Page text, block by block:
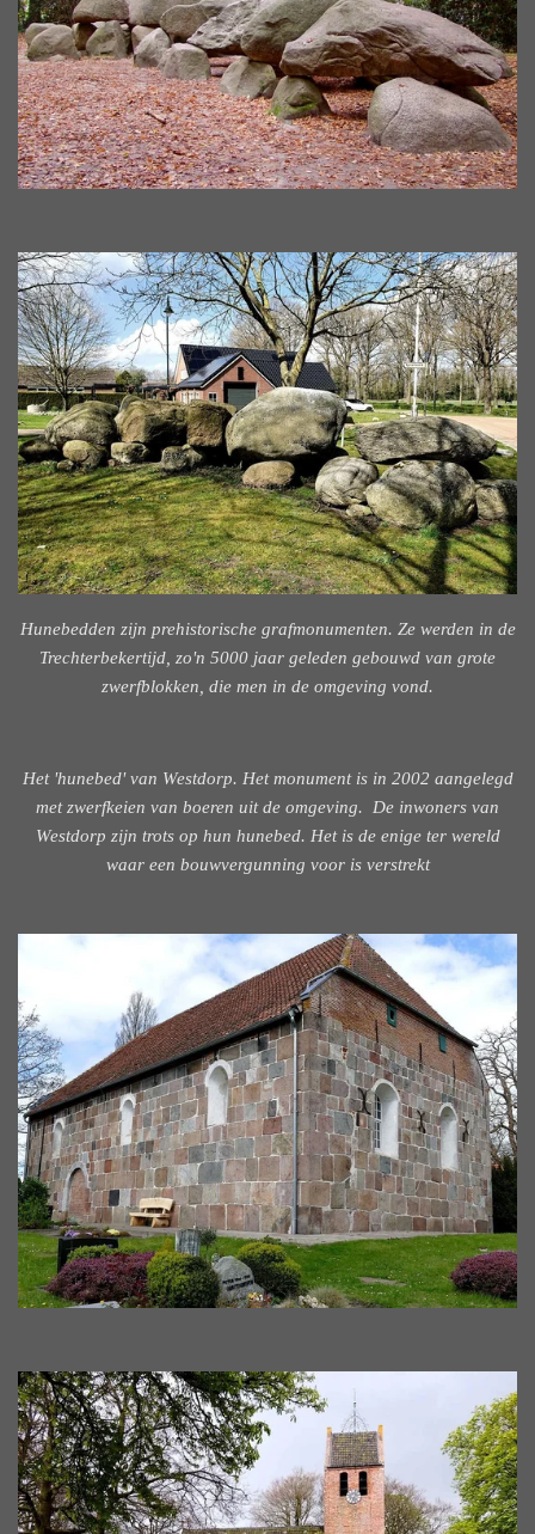
Hunebedden zijn prehistorische grafmonumenten. Ze werden in de
Trechterbekertijd, zo'n 5000 jaar geleden gebouwd van grote
zwerfblokken, die men in de omgeving vond.
Het 'hunebed' van Westdorp. Het monument is in 2002 aangelegd
met zwerfkeien van boeren uit de omgeving. De inwoners van
Westdorp zijn trots op hun hunebed. Het is de enige ter wereld
waar een bouwvergunning voor is verstrekt